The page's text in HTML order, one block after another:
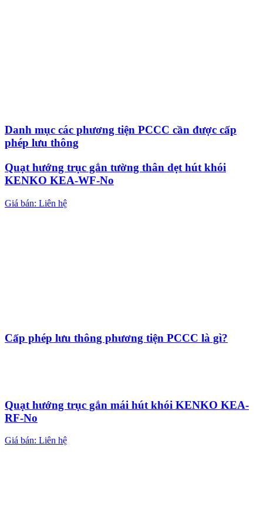
Quạt hướng trục gắn tường thân dẹt hút khói
KENKO KEA-WF-No
Giá bán: Liên hệ
Quạt hướng trục gắn mái hút khói KENKO KEA-
RF-No
Giá bán: Liên hệ
Danh mục các phương tiện PCCC cần được cấp
phép lưu thông
Cấp phép lưu thông phương tiện PCCC là gì?